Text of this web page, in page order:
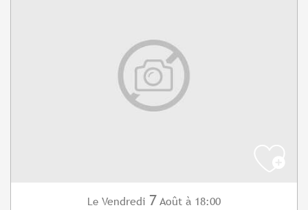
Le Vendredi 7 Août à 18:00